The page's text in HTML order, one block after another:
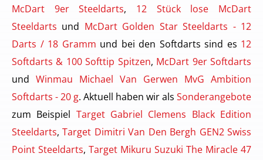
McDart 9er Steeldarts, 12 Stück lose McDart
Steeldarts und McDart Golden Star Steeldarts - 12
Darts / 18 Gramm und bei den Softdarts sind es 12
Softdarts & 100 Softtip Spitzen, McDart 9er Softdarts
und Winmau Michael Van Gerwen MvG Ambition
Softdarts - 20 g. Aktuell haben wir als Sonderangebote
zum Beispiel Target Gabriel Clemens Black Edition
Steeldarts,Target Dimitri Van Den Bergh GEN2 Swiss
Point Steeldarts, Target Mikuru Suzuki The Miracle 47